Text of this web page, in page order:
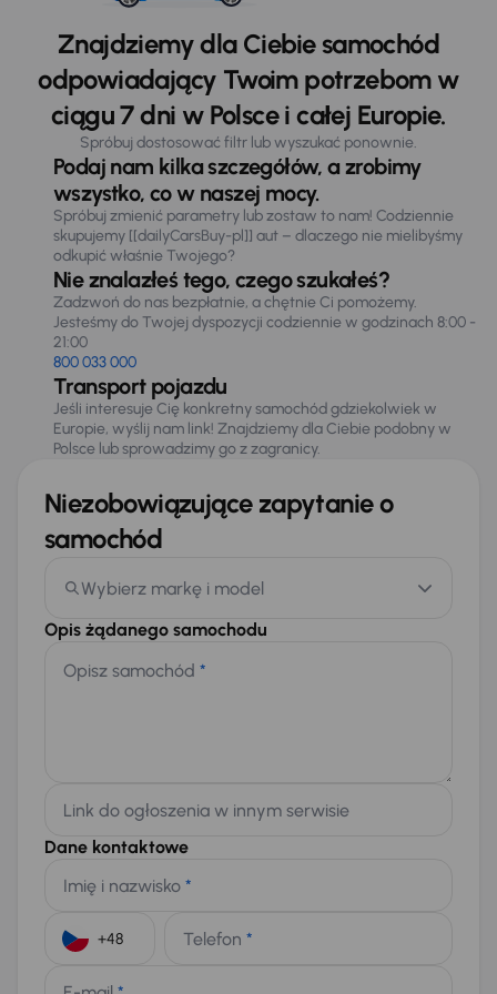
Znajdziemy dla Ciebie samochód
odpowiadający Twoim potrzebom w
ciągu 7 dni w Polsce i całej Europie.
Spróbuj dostosować filtr lub wyszukać ponownie.
Podaj nam kilka szczegółów, a zrobimy
wszystko, co w naszej mocy.
Spróbuj zmienić parametry lub zostaw to nam! Codziennie
skupujemy [[dailyCarsBuy-pl]] aut – dlaczego nie mielibyśmy
odkupić właśnie Twojego?
Nie znalazłeś tego, czego szukałeś?
Zadzwoń do nas bezpłatnie, a chętnie Ci pomożemy.
Jesteśmy do Twojej dyspozycji codziennie w godzinach 8:00 -
21:00
800 033 000
Transport pojazdu
Jeśli interesuje Cię konkretny samochód gdziekolwiek w
Europie, wyślij nam link! Znajdziemy dla Ciebie podobny w
Polsce lub sprowadzimy go z zagranicy.
Niezobowiązujące zapytanie o
samochód
Wybierz markę i model
Opis żądanego samochodu
Opisz samochód *
Link do ogłoszenia w innym serwisie
Dane kontaktowe
Imię i nazwisko *
Telefon *